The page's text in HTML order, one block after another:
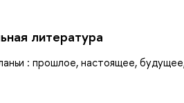
литература
: прошлое, настоящее,